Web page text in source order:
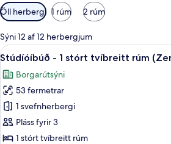
Síur
í
boði
fyrir
herbergi
Öll herbergi 1 rúm 2 rúm
Sýni 12 af 12 herbergjum
Skoða
allar
myndir
fyrir
Stúdíóíbúð
-
1
14
Stúdíóíbúð - 1 stórt tvíbreitt rúm
Borgarútsýni
53 fermetrar
1 svefnherbergi
Pláss fyrir 3
1 stórt tvíbreitt rúm